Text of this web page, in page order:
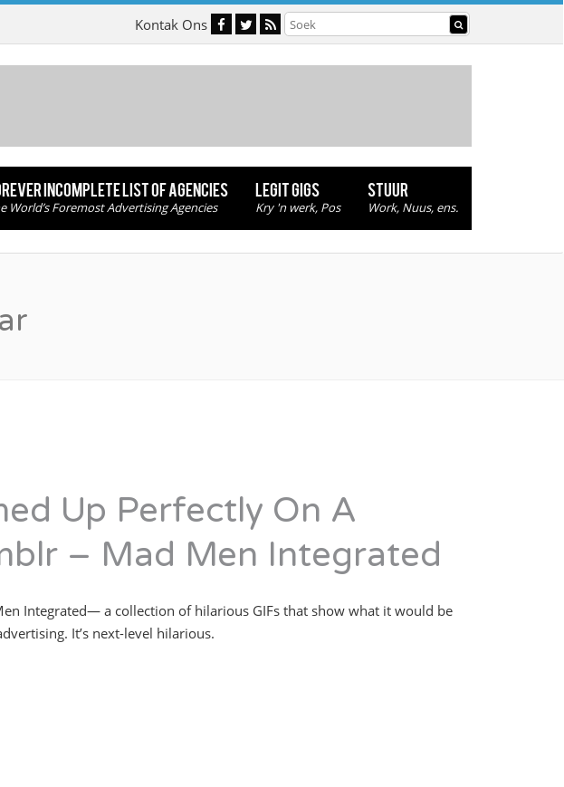
Kontak Ons
INCOMPLETE LIST OF AGENCIES
World’s Foremost Advertising Agencies
LEGIT GIGS
Kry 'n werk, Pos
STUUR
Work, Nuus, ens.
Up Perfectly On A
– Mad Men Integrated
Integrated— a collection of hilarious GIFs that show what it would be
It’s next-level hilarious.